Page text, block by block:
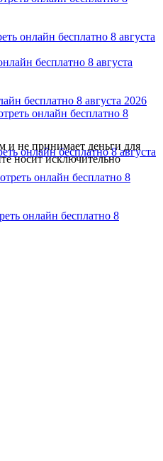
онлайн бесплатно 8 августа
бесплатно 8 августа 2026
онлайн бесплатно 8 августа
онлайн бесплатно 8
и не принимает деньги для
носит исключительно